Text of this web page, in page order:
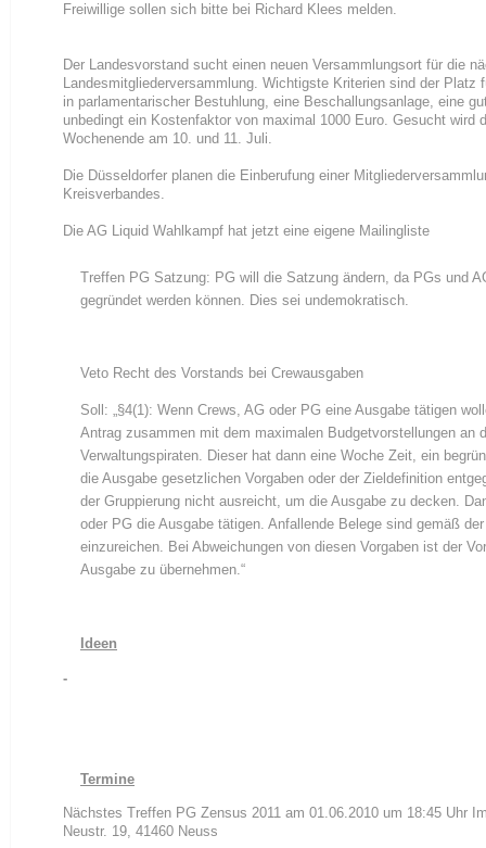
Freiwillige sollen sich bitte bei Richard Klees melden.
Der Landesvorstand sucht einen neuen Versammlungsort für die
Landesmitgliederversammlung. Wichtigste Kriterien sind der Platz
in parlamentarischer Bestuhlung, eine Beschallungsanlage, eine
unbedingt ein Kostenfaktor von maximal 1000 Euro. Gesucht wird
Wochenende am 10. und 11. Juli.
Die Düsseldorfer planen die Einberufung einer
Kreisverbandes.
Die AG Liquid Wahlkampf hat jetzt eine eigene Mailingliste
Treffen PG Satzung: PG will die Satzung ändern, da PGs und
gegründet werden können. Dies sei undemokratisch.
Veto Recht des Vorstands bei Crewausgaben
Soll: „§4(1): Wenn Crews, AG oder PG eine Ausgabe tätigen
Antrag zusammen mit dem maximalen Budgetvorstellungen an
Verwaltungspiraten. Dieser hat dann eine Woche Zeit, ein
die Ausgabe gesetzlichen Vorgaben oder der Zieldefinition
der Gruppierung nicht ausreicht, um die Ausgabe zu decken.
oder PG die Ausgabe tätigen. Anfallende Belege sind gemäß
einzureichen. Bei Abweichungen von diesen Vorgaben ist der
Ausgabe zu übernehmen.“
Ideen
-
Termine
Nächstes Treffen PG Zensus 2011 am 01.06.2010 um 18:45 Uhr
Neustr. 19, 41460 Neuss